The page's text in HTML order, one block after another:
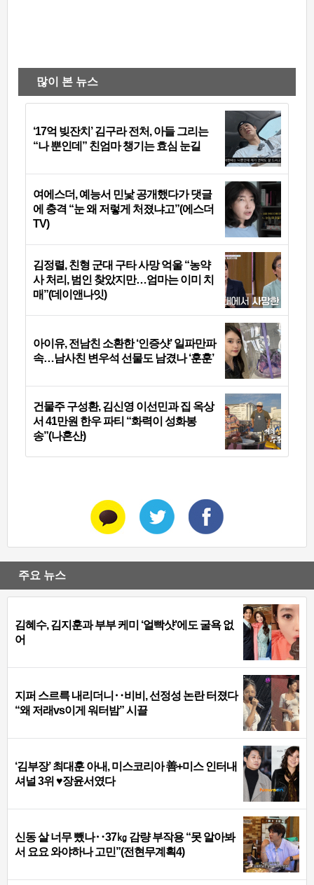
많이 본 뉴스
‘17억 빚잔치’ 김구라 전처, 아들 그리는
“나 뿐인데” 친엄마 챙기는 효심 눈길
여에스더, 예능서 민낯 공개했다가 댓글
에 충격 “눈 왜 저렇게 처졌냐고”(에스더
TV)
김정렬, 친형 군대 구타 사망 억울 “농약
사 처리, 범인 찾았지만…엄마는 이미 치
매”(데이앤나잇)
아이유, 전남친 소환한 ‘인증샷’ 일파만파
속…남사친 변우석 선물도 남겼나 ‘훈훈’
건물주 구성환, 김신영 이선민과 집 옥상
서 41만원 한우 파티 “화력이 성화봉
송”(나혼산)
주요 뉴스
김혜수, 김지훈과 부부 케미 ‘얼빡샷’에도 굴욕 없
어
지퍼 스르륵 내리더니‥비비, 선정성 논란 터졌다
“왜 저래vs이게 워터밤” 시끌
‘김부장’ 최대훈 아내, 미스코리아 善+미스 인터내
셔널 3위 ♥장윤서였다
신동 살 너무 뺐나‥37㎏ 감량 부작용 “못 알아봐
서 요요 와야하나 고민”(전현무계획4)